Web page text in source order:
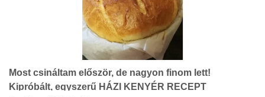
Most csináltam először, de nagyon finom lett!
Kipróbált, egyszerű HÁZI KENYÉR RECEPT